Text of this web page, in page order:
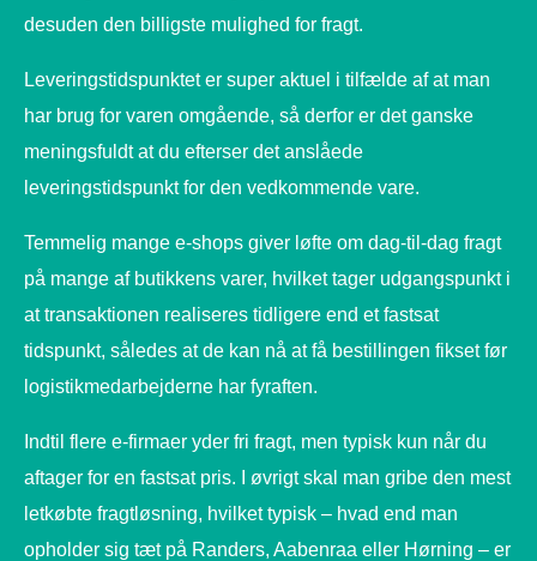
desuden den billigste mulighed for fragt.
Leveringstidspunktet er super aktuel i tilfælde af at man
har brug for varen omgående, så derfor er det ganske
meningsfuldt at du efterser det anslåede
leveringstidspunkt for den vedkommende vare.
Temmelig mange e-shops giver løfte om dag-til-dag fragt
på mange af butikkens varer, hvilket tager udgangspunkt i
at transaktionen realiseres tidligere end et fastsat
tidspunkt, således at de kan nå at få bestillingen fikset før
logistikmedarbejderne har fyraften.
Indtil flere e-firmaer yder fri fragt, men typisk kun når du
aftager for en fastsat pris. I øvrigt skal man gribe den mest
letkøbte fragtløsning, hvilket typisk – hvad end man
opholder sig tæt på Randers, Aabenraa eller Hørning – er